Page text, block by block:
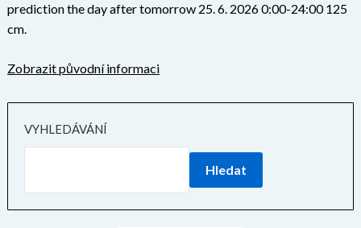
prediction the day after tomorrow 25. 6. 2026 0:00-24:00 125
cm.
Zobrazit původní informaci
VYHLEDÁVÁNÍ
Hledat